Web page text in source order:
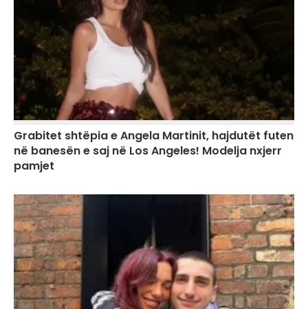
Grabitet shtëpia e Angela Martinit, hajdutët futen
në banesën e saj në Los Angeles! Modelja nxjerr
pamjet